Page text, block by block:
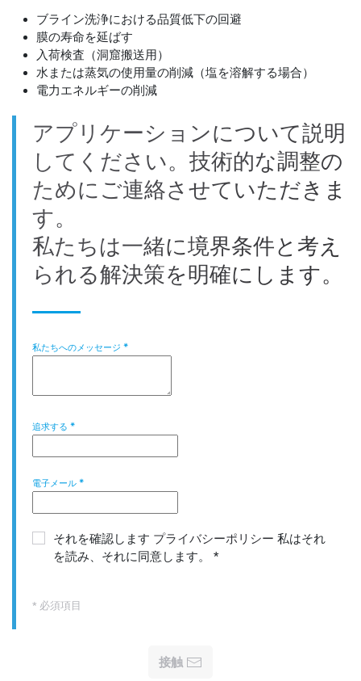
ブライン洗浄における品質低下の回避
膜の寿命を延ばす
入荷検査（洞窟搬送用）
水または蒸気の使用量の削減（塩を溶解する場合）
電力エネルギーの削減
アプリケーションについて説明
してください。技術的な調整の
ためにご連絡させていただきま
す。
私たちは一緒に境界条件と考え
られる解決策を明確にします。
私たちへのメッセージ *
追求する *
電子メール *
それを確認します プライバシーポリシー 私はそれ
を読み、それに同意します。 *
* 必須項目
接触